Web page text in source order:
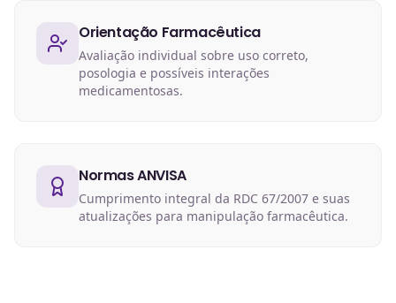
Orientação Farmacêutica
Avaliação individual sobre uso correto,
posologia e possíveis interações
medicamentosas.
Normas ANVISA
Cumprimento integral da RDC 67/2007 e suas
atualizações para manipulação farmacêutica.